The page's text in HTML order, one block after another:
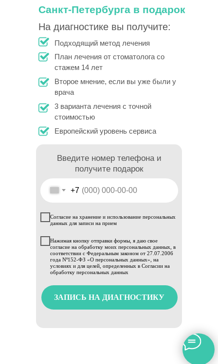
Санкт-Петербурга в подарок
На диагностике вы получите:
Подходящий метод лечения
План лечения от стоматолога со
стажем 14 лет
Второе мнение, если вы уже были у
врача
3 варианта лечения с точной
стоимостью
Европейский уровень сервиса
Введите номер телефона и
получите подарок
+7
Согласие на хранение и использование персональных
данных для записи на прием
Нажимая кнопку отправки формы, я даю свое
согласие на обработку моих персональных данных, в
соответствии с Федеральным законом от 27.07.2006
года Nº152-ФЗ «О персональных данных», на
условиях и для целей, определенных в Согласии на
обработку персональных данных
ЗАПИСЬ НА ДИАГНОСТИКУ